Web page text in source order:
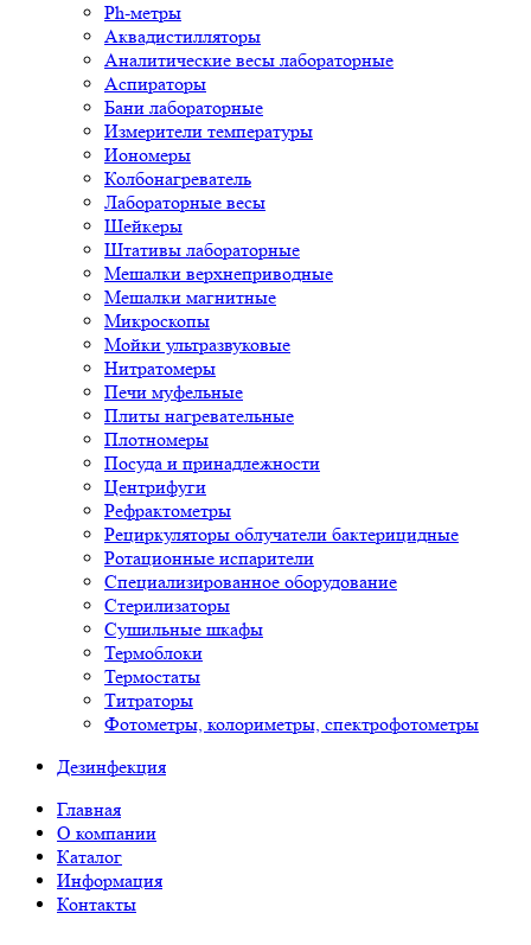
Ph-метры
Аквадистилляторы
Аналитические весы лабораторные
Аспираторы
Бани лабораторные
Измерители температуры
Иономеры
Колбонагреватель
Лабораторные весы
Шейкеры
Штативы лабораторные
Мешалки верхнеприводные
Мешалки магнитные
Микроскопы
Мойки ультразвуковые
Нитратомеры
Печи муфельные
Плиты нагревательные
Плотномеры
Посуда и принадлежности
Центрифуги
Рефрактометры
Рециркуляторы облучатели бактерицидные
Ротационные испарители
Специализированное оборудование
Стерилизаторы
Сушильные шкафы
Термоблоки
Термостаты
Титраторы
Фотометры, колориметры, спектрофотометры
Дезинфекция
Главная
О компании
Каталог
Информация
Контакты